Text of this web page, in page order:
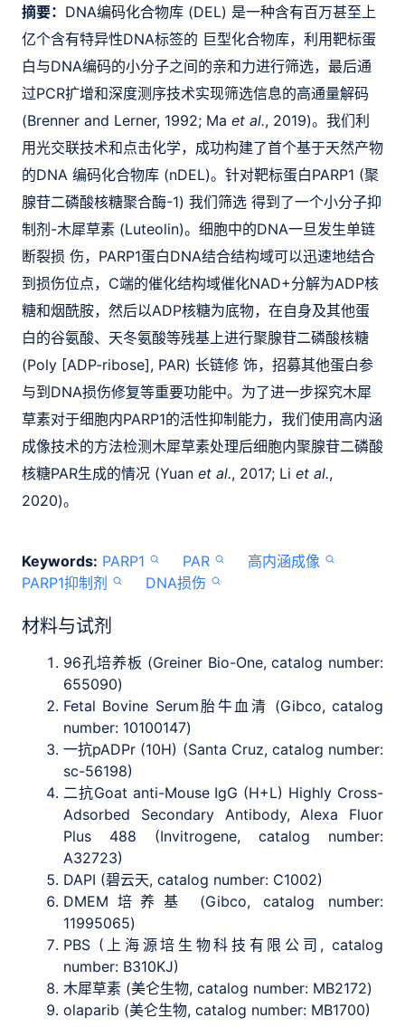
摘要： DNA编码化合物库 (DEL) 是一种含有百万甚至上
亿个含有特异性DNA标签的 巨型化合物库，利用靶标蛋
白与DNA编码的小分子之间的亲和力进行筛选，最后通
过PCR扩增和深度测序技术实现筛选信息的高通量解码
(Brenner and Lerner, 1992; Ma et al., 2019)。我们利
用光交联技术和点击化学，成功构建了首个基于天然产物
的DNA 编码化合物库 (nDEL)。针对靶标蛋白PARP1 (聚
腺苷二磷酸核糖聚合酶-1) 我们筛选 得到了一个小分子抑
制剂-木犀草素 (Luteolin)。细胞中的DNA一旦发生单链
断裂损 伤，PARP1蛋白DNA结合结构域可以迅速地结合
到损伤位点，C端的催化结构域催化NAD+分解为ADP核
糖和烟酰胺，然后以ADP核糖为底物，在自身及其他蛋
白的谷氨酸、天冬氨酸等残基上进行聚腺苷二磷酸核糖
(Poly [ADP-ribose], PAR) 长链修 饰，招募其他蛋白参
与到DNA损伤修复等重要功能中。为了进一步探究木犀
草素对于细胞内PARP1的活性抑制能力，我们使用高内涵
成像技术的方法检测木犀草素处理后细胞内聚腺苷二磷酸
核糖PAR生成的情况 (Yuan et al., 2017; Li et al.,
2020)。
Keywords: PARP1 PAR
高内涵成像
PARP1抑制剂
DNA损伤
材料与试剂
96孔培养板 (Greiner Bio-One, catalog number:
655090)
Fetal Bovine Serum胎牛血清 (Gibco, catalog
number: 10100147)
一抗pADPr (10H) (Santa Cruz, catalog number:
sc-56198)
二抗Goat anti-Mouse IgG (H+L) Highly Cross-
Adsorbed Secondary Antibody, Alexa Fluor
Plus 488 (Invitrogene, catalog number:
A32723)
DAPI (碧云天, catalog number: C1002)
DMEM培养基 (Gibco, catalog number:
11995065)
PBS (上海源培生物科技有限公司, catalog
number: B310KJ)
木犀草素 (美仑生物, catalog number: MB2172)
olaparib (美仑生物, catalog number: MB1700)